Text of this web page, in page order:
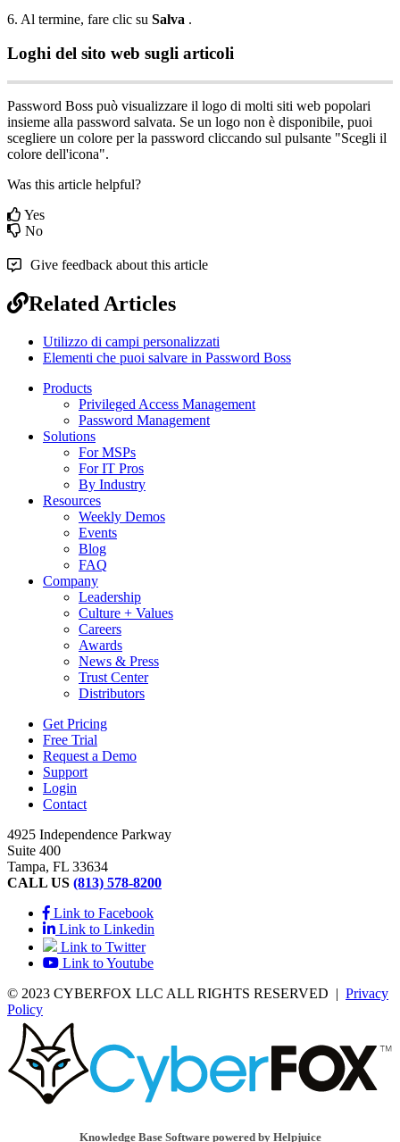
6. Al termine, fare clic su Salva .
Loghi del sito web sugli articoli
Password Boss può visualizzare il logo di molti siti web popolari
insieme alla password salvata. Se un logo non è disponibile, puoi
scegliere un colore per la password cliccando sul pulsante "Scegli il
colore dell'icona".
Was this article helpful?
Yes
No
Give feedback about this article
Related Articles
Utilizzo di campi personalizzati
Elementi che puoi salvare in Password Boss
Products
Privileged Access Management
Password Management
Solutions
For MSPs
For IT Pros
By Industry
Resources
Weekly Demos
Events
Blog
FAQ
Company
Leadership
Culture + Values
Careers
Awards
News & Press
Trust Center
Distributors
Get Pricing
Free Trial
Request a Demo
Support
Login
Contact
4925 Independence Parkway
Suite 400
Tampa, FL 33634
CALL US (813) 578-8200
Link to Facebook
Link to Linkedin
Link to Twitter
Link to Youtube
© 2023 CYBERFOX LLC ALL RIGHTS RESERVED | Privacy
Policy
Knowledge Base Software powered by Helpjuice